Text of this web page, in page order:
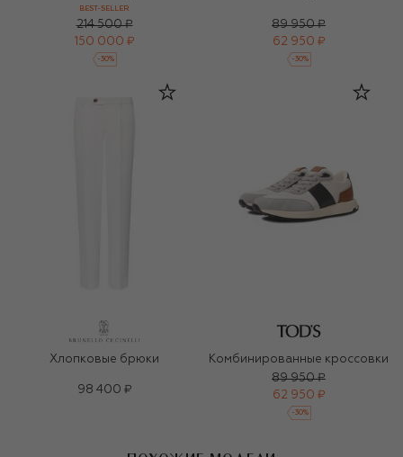
BEST-SELLER
214 500 ₽
150 000 ₽
-30%
89 950 ₽
62 950 ₽
-30%
Хлопковые брюки
98 400 ₽
Комбинированные кроссовки
89 950 ₽
62 950 ₽
-30%